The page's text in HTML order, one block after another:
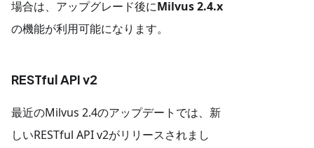
場合は、アップグレード後にMilvus 2.4.x
の機能が利用可能になります。
RESTful API v2
最近のMilvus 2.4のアップデートでは、新
しいRESTful API v2がリリースされまし